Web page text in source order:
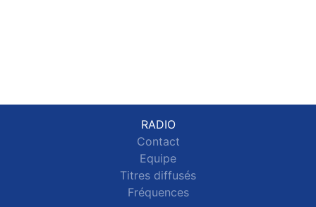
RADIO
Contact
Equipe
Titres diffusés
Fréquences